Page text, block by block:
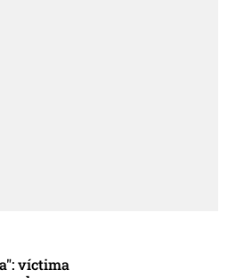
víctima